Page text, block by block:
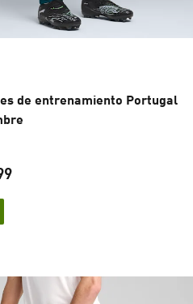
de entrenamiento Portugal